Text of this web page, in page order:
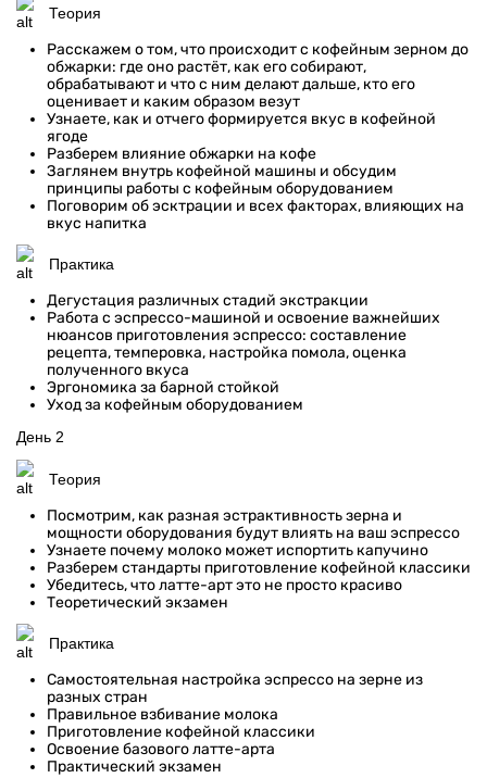
Теория
Расскажем о том, что происходит с кофейным зерном до
обжарки: где оно растёт, как его собирают,
обрабатывают и что с ним делают дальше, кто его
оценивает и каким образом везут
Узнаете, как и отчего формируется вкус в кофейной
ягоде
Разберем влияние обжарки на кофе
Заглянем внутрь кофейной машины и обсудим
принципы работы с кофейным оборудованием
Поговорим об эсктрации и всех факторах, влияющих на
вкус напитка
Практика
Дегустация различных стадий экстракции
Работа с эспрессо-машиной и освоение важнейших
нюансов приготовления эспрессо: составление
рецепта, темперовка, настройка помола, оценка
полученного вкуса
Эргономика за барной стойкой
Уход за кофейным оборудованием
День 2
Теория
Посмотрим, как разная эстрактивность зерна и
мощности оборудования будут влиять на ваш эспрессо
Узнаете почему молоко может испортить капучино
Разберем стандарты приготовление кофейной классики
Убедитесь, что латте-арт это не просто красиво
Теоретический экзамен
Практика
Самостоятельная настройка эспрессо на зерне из
разных стран
Правильное взбивание молока
Приготовление кофейной классики
Освоение базового латте-арта
Практический экзамен